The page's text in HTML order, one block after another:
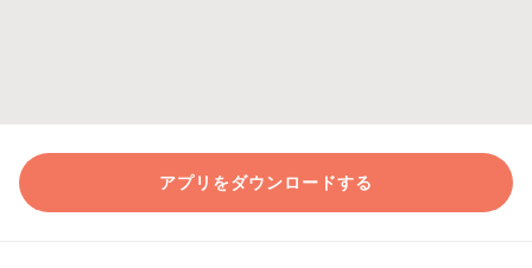
アプリをダウンロードする